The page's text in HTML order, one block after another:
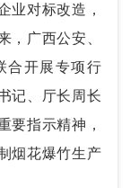
对标改造，
，广西公安、
合开展专项行
记、厅长周长
要指示精神，
烟花爆竹生产